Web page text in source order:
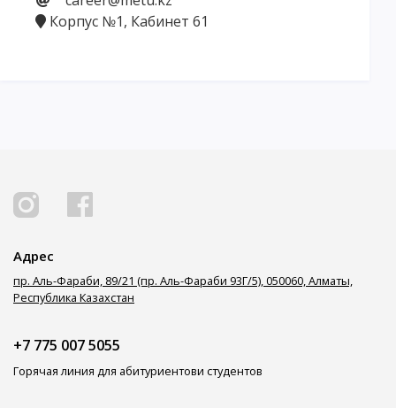
Корпус №1, Кабинет 61
Адрес
пр. Аль-Фараби, 89/21 (пр. Аль-Фараби 93Г/5), 050060, Алматы,
Республика Казахстан
+7 775 007 5055
Горячая линия для абитуриентови студентов